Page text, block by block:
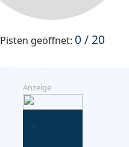
Pisten geöffnet: 0 / 20
Anzeige
-